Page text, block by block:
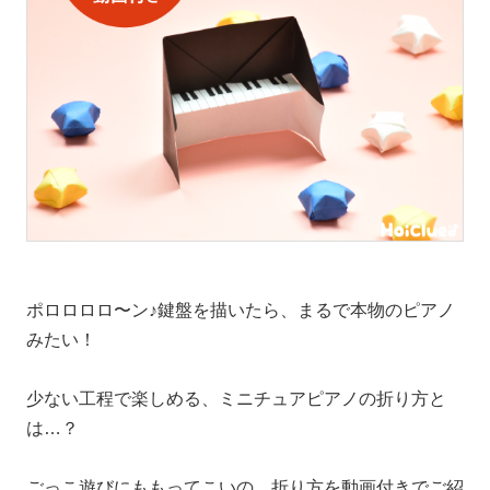
ポロロロロ〜ン♪鍵盤を描いたら、まるで本物のピアノ
みたい！
少ない工程で楽しめる、ミニチュアピアノの折り方と
は…？